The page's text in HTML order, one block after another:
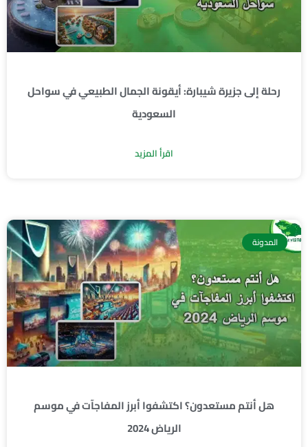
رحلة إلى جزيرة شيبارة: أيقونة الجمال الطبيعي في سواحل
السعودية
اقرأ المزيد
المدونة
هل أنتم مستعدون؟ اكتشفوا أبرز المفاجآت في موسم
الرياض 2024